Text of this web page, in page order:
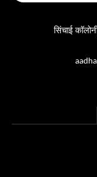
सिंचाई